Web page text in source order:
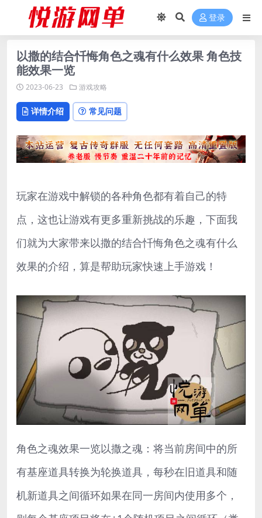
登录
以撒的结合忏悔角色之魂有什么效果 角色技
能效果一览
2023-06-23 游戏攻略
详情介绍 常见问题
玩家在游戏中解锁的各种角色都有着自己的特
点，这也让游戏有更多重新挑战的乐趣，下面我
们就为大家带来以撒的结合忏悔角色之魂有什么
效果的介绍，算是帮助玩家快速上手游戏！
角色之魂效果一览以撒之魂：将当前房间中的所
有基座道具转换为轮换道具，每秒在旧道具和随
机新道具之间循环如果在同一房间内使用多个，